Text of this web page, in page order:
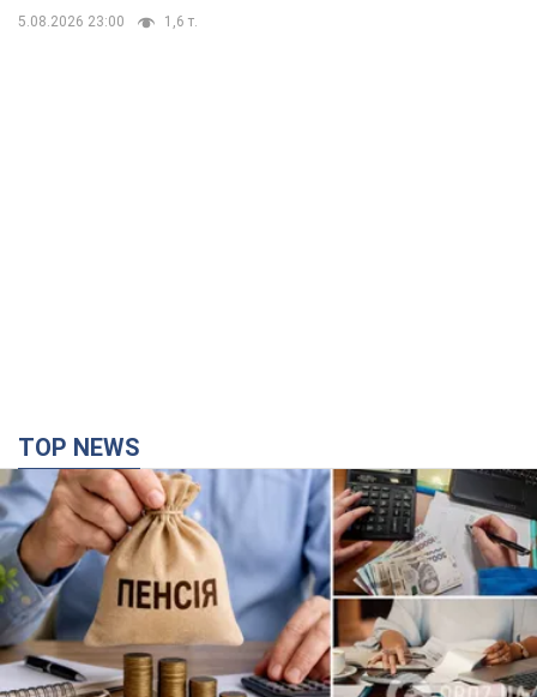
5.08.2026 23:00 1,6 т.
TOP NEWS